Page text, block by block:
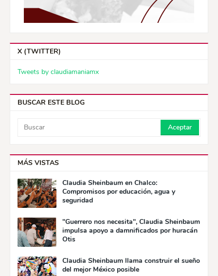
X (TWITTER)
Tweets by claudiamaniamx
BUSCAR ESTE BLOG
MÁS VISTAS
Claudia Sheinbaum en Chalco:
Compromisos por educación, agua y
seguridad
"Guerrero nos necesita", Claudia Sheinbaum
impulsa apoyo a damnificados por huracán
Otis
Claudia Sheinbaum llama construir el sueño
del mejor México posible